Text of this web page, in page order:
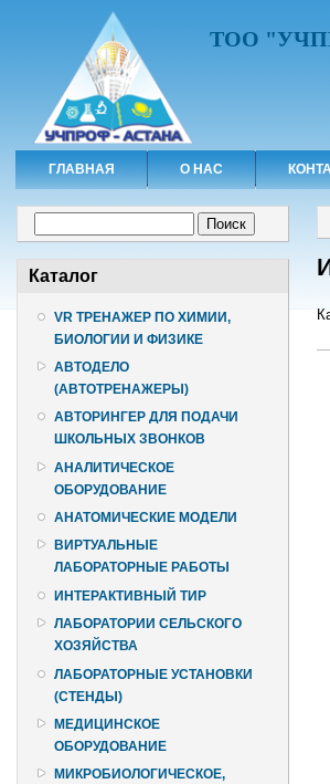
ТОО
ГЛАВНАЯ О НАС
Каталог
VR ТРЕНАЖЕР ПО ХИМИИ,
БИОЛОГИИ И ФИЗИКЕ
АВТОДЕЛО
(АВТОТРЕНАЖЕРЫ)
АВТОРИНГЕР ДЛЯ ПОДАЧИ
ШКОЛЬНЫХ ЗВОНКОВ
АНАЛИТИЧЕСКОЕ
ОБОРУДОВАНИЕ
АНАТОМИЧЕСКИЕ МОДЕЛИ
ВИРТУАЛЬНЫЕ
ЛАБОРАТОРНЫЕ РАБОТЫ
ИНТЕРАКТИВНЫЙ ТИР
ЛАБОРАТОРИИ СЕЛЬСКОГО
ХОЗЯЙСТВА
ЛАБОРАТОРНЫЕ УСТАНОВКИ
(СТЕНДЫ)
МЕДИЦИНСКОЕ
ОБОРУДОВАНИЕ
МИКРОБИОЛОГИЧЕСКОЕ,